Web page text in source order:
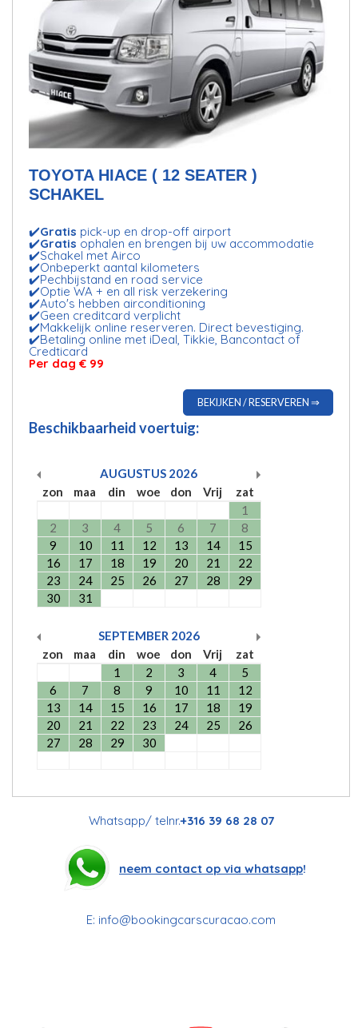
TOYOTA HIACE ( 12 SEATER )
SCHAKEL
✔️Gratis pick-up en drop-off airport
✔️Gratis ophalen en brengen bij uw accommodatie
✔️Schakel met Airco
✔️Onbeperkt aantal kilometers
✔️Pechbijstand en road service
✔️Optie WA + en all risk verzekering
✔️Auto's hebben airconditioning
✔️Geen creditcard verplicht
✔️Makkelijk online reserveren. Direct bevestiging.
✔️Betaling online met iDeal, Tikkie, Bancontact of
Credticard
Per dag € 99
BEKIJKEN / RESERVEREN ⇒
Beschikbaarheid voertuig:
AUGUSTUS 2026
zon
maa din woe don Vrij
zat
1
2
3 4 5 6 7
8
9
10 11 12 13 14
15
16
17 18 19 20 21
22
23
24 25 26 27 28
29
30
31
SEPTEMBER 2026
zon
maa din woe don Vrij
zat
1
2 3 4
5
6
7 8 9 10 11
12
13
14 15 16 17 18
19
20
21 22 23 24 25
26
27
28 29 30
Whatsapp/ telnr.+316 39 68 28 07
neem contact op via whatsapp!
E: info@bookingcarscuracao.com